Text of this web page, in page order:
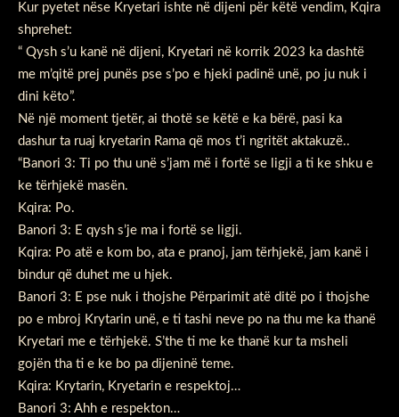
Kur pyetet nëse Kryetari ishte në dijeni për këtë vendim, Kqira
shprehet:
“ Qysh s’u kanë në dijeni, Kryetari në korrik 2023 ka dashtë
me m’qitë prej punës pse s’po e hjeki padinë unë, po ju nuk i
dini këto”.
Në një moment tjetër, ai thotë se këtë e ka bërë, pasi ka
dashur ta ruaj kryetarin Rama që mos t’i ngritët aktakuzë..
“Banori 3: Ti po thu unë s’jam më i fortë se ligji a ti ke shku e
ke tërhjekë masën.
Kqira: Po.
Banori 3: E qysh s’je ma i fortë se ligji.
Kqira: Po atë e kom bo, ata e pranoj, jam tërhjekë, jam kanë i
bindur që duhet me u hjek.
Banori 3: E pse nuk i thojshe Përparimit atë ditë po i thojshe
po e mbroj Krytarin unë, e ti tashi neve po na thu me ka thanë
Kryetari me e tërhjekë. S’the ti me ke thanë kur ta msheli
gojën tha ti e ke bo pa dijeninë teme.
Kqira: Krytarin, Kryetarin e respektoj…
Banori 3: Ahh e respekton…